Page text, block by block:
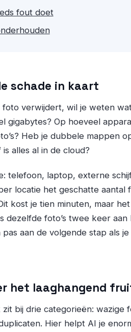
fout doet
schade in kaart
foto verwijdert, wil je weten
gigabytes? Op hoeveel
Heb je dubbele mappen
alles al in de cloud?
telefoon, laptop, externe
locatie het geschatte aantal
kost je tien minuten, maar het
dezelfde foto’s twee keer aan
aan de volgende stap als je
het laaghangend
bij drie categorieën: wazige
Hier helpt AI je